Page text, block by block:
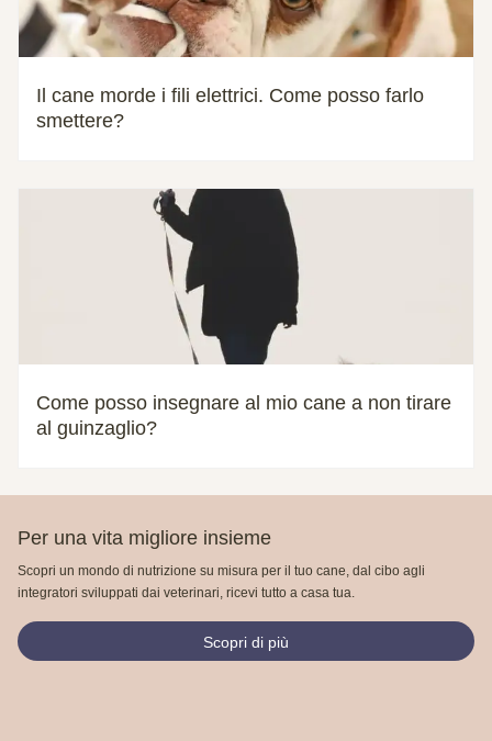
Il cane morde i fili elettrici. Come posso farlo
smettere?
Come posso insegnare al mio cane a non tirare
al guinzaglio?
Per una vita migliore insieme
Scopri un mondo di nutrizione su misura per il tuo cane, dal cibo agli
integratori sviluppati dai veterinari, ricevi tutto a casa tua.
Scopri di più